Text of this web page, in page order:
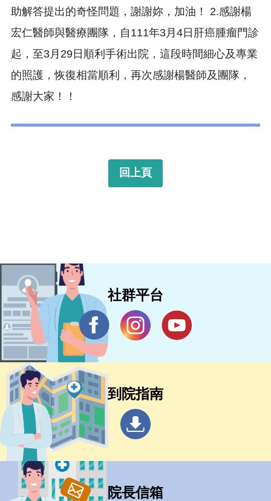
助解答提出的奇怪問題，謝謝妳，加油！ 2.感謝楊
宏仁醫師與醫療團隊，自111年3月4日肝癌腫瘤門診
起，至3月29日順利手術出院，這段時間細心及專業
的照護，恢復相當順利，再次感謝楊醫師及團隊，
感謝大家！！
回上頁
社群平台
到院指南
院長信箱